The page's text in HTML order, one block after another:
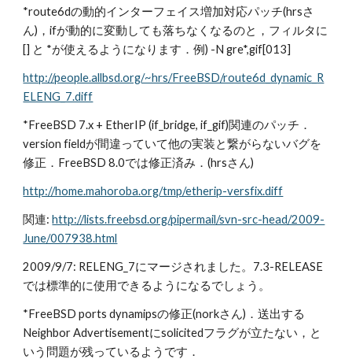
*route6dの動的インターフェイス増加対応パッチ(hrsさ
ん)，ifが動的に変動しても落ちなくなるのと，フィルタに
[] と *が使えるようになります．例) -N gre*,gif[013]
http://people.allbsd.org/~hrs/FreeBSD/route6d_dynamic_R
ELENG_7.diff
*FreeBSD 7.x + EtherIP (if_bridge, if_gif)関連のパッチ．
version fieldが間違っていて他の実装と繋がらないバグを
修正．FreeBSD 8.0では修正済み．(hrsさん)
http://home.mahoroba.org/tmp/etherip-versfix.diff
関連: http://lists.freebsd.org/pipermail/svn-src-head/2009-
June/007938.html
2009/9/7: RELENG_7にマージされました。7.3-RELEASE
では標準的に使用できるようになるでしょう。
*FreeBSD ports dynamipsの修正(norkさん)．送出する
Neighbor Advertisementにsolicitedフラグが立たない，と
いう問題が残っているようです．